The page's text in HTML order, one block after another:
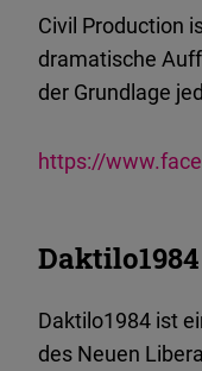
Civil Production
dramatische
der Grundlage
https://
Daktilo1984
Daktilo1984 ist
des Neuen